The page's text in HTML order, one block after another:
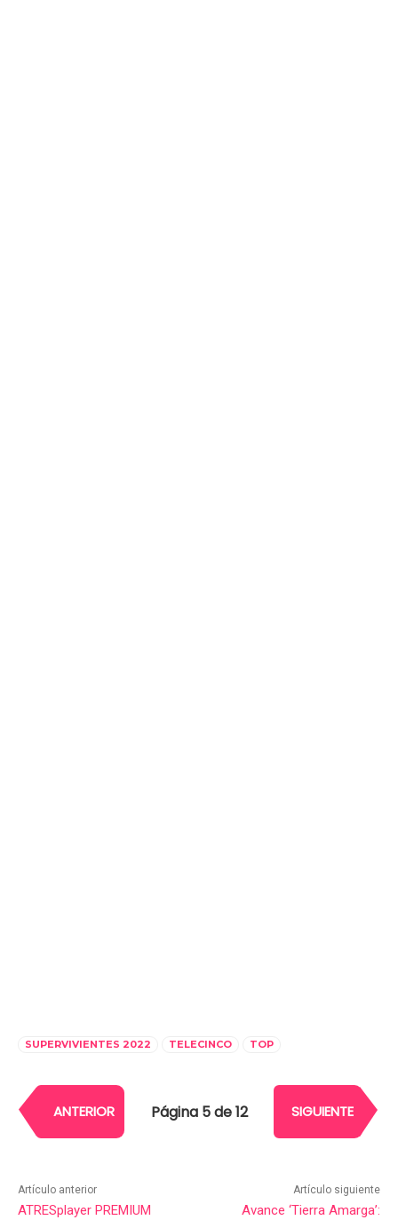
SUPERVIVIENTES 2022 TELECINCO TOP
ANTERIOR Página 5 de 12 SIGUIENTE
Artículo anterior
ATRESplayer PREMIUM
Artículo siguiente
Avance ‘Tierra Amarga’: